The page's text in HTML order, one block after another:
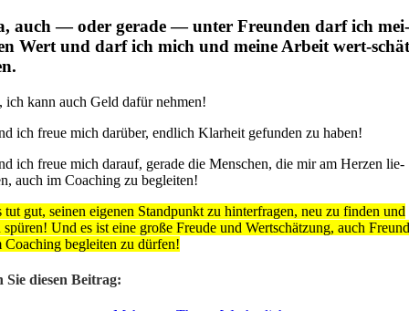
auch — oder gera­de — unter Freun­den darf ich
Wert und darf ich mich und mei­ne Arbeit wert-
ich kann auch Geld dafür neh­men!
ich freue mich dar­über, end­lich Klar­heit gefun­den zu haben!
ich freue mich dar­auf, gera­de die Men­schen, die mir am Her­zen lie­
auch im Coa­ching zu beglei­ten!
tut gut, sei­nen eige­nen Stand­punkt zu hin­ter­fra­gen, neu zu fin­den und
spü­ren! Und es ist eine gro­ße Freu­de und Wert­schät­zung, auch
Coa­ching beglei­ten zu dür­fen!
Sie die­sen Bei­trag: